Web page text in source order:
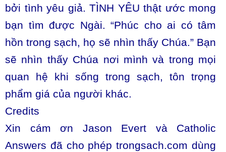
bởi tình yêu giả. TÌNH YÊU thật ước mong
bạn tìm được Ngài. “Phúc cho ai có tâm
hồn trong sạch, họ sẽ nhìn thấy Chúa.” Bạn
sẽ nhìn thấy Chúa nơi mình và trong mọi
quan hệ khi sống trong sạch, tôn trọng
phẩm giá của người khác.
Credits
Xin cám ơn Jason Evert và Catholic
Answers đã cho phép trongsach.com dùng